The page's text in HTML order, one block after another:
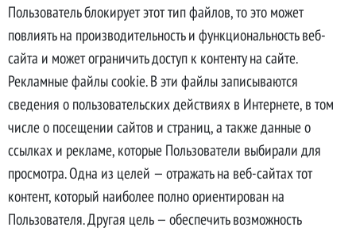
Пользователь блокирует этот тип файлов, то это может
повлиять на производительность и функциональность веб-
сайта и может ограничить доступ к контенту на сайте.
Рекламные файлы cookie. В эти файлы записываются
сведения о пользовательских действиях в Интернете, в том
числе о посещении сайтов и страниц, а также данные о
ссылках и рекламе, которые Пользователи выбирали для
просмотра. Одна из целей — отражать на веб-сайтах тот
контент, который наиболее полно ориентирован на
Пользователя. Другая цель — обеспечить возможность